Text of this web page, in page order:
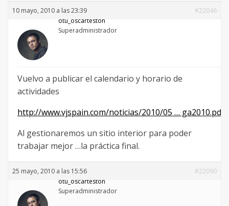
10 mayo, 2010 a las 23:39
#22046
otu_oscarteston
Superadministrador
Vuelvo a publicar el calendario y horario de
actividades
http://www.vjspain.com/noticias/2010/05 … ga2010.pdf
Al gestionaremos un sitio interior para poder
trabajar mejor …la práctica final.
25 mayo, 2010 a las 15:56
#22090
otu_oscarteston
Superadministrador